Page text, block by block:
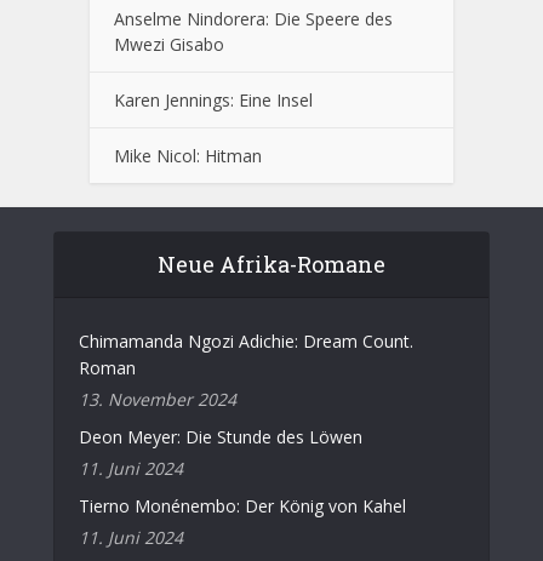
Anselme Nindorera: Die Speere des
Mwezi Gisabo
Karen Jennings: Eine Insel
Mike Nicol: Hitman
Neue Afrika-Romane
Chimamanda Ngozi Adichie: Dream Count.
Roman
13. November 2024
Deon Meyer: Die Stunde des Löwen
11. Juni 2024
Tierno Monénembo: Der König von Kahel
11. Juni 2024